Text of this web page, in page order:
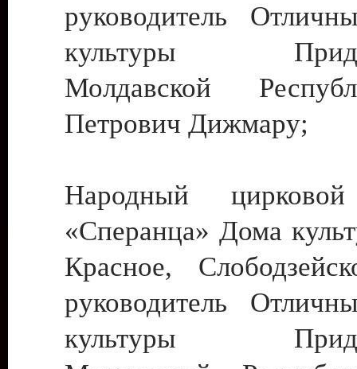
руководитель
культуры
Молдавской
Петрович Дижмару;
Народный цирковой
«Сперанца» Дома
Красное,
руководитель
культуры